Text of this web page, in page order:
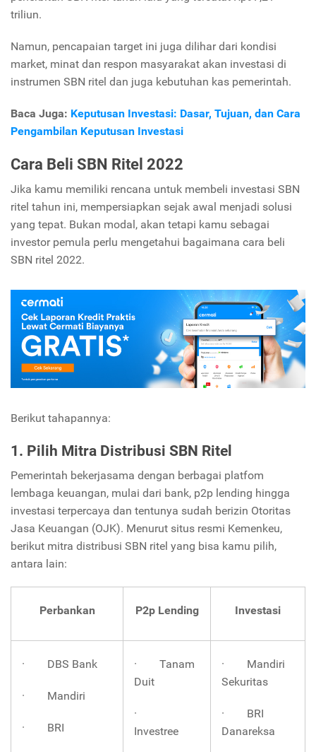
triliun.
Namun, pencapaian target ini juga dilihar dari kondisi
market, minat dan respon masyarakat akan investasi di
instrumen SBN ritel dan juga kebutuhan kas pemerintah.
Baca Juga: Keputusan Investasi: Dasar, Tujuan, dan Cara
Pengambilan Keputusan Investasi
Cara Beli SBN Ritel 2022
Jika kamu memiliki rencana untuk membeli investasi SBN
ritel tahun ini, mempersiapkan sejak awal menjadi solusi
yang tepat. Bukan modal, akan tetapi kamu sebagai
investor pemula perlu mengetahui bagaimana cara beli
SBN ritel 2022.
Berikut tahapannya:
1. Pilih Mitra Distribusi SBN Ritel
Pemerintah bekerjasama dengan berbagai platfom
lembaga keuangan, mulai dari bank, p2p lending hingga
investasi terpercaya dan tentunya sudah berizin Otoritas
Jasa Keuangan (OJK). Menurut situs resmi Kemenkeu,
berikut mitra distribusi SBN ritel yang bisa kamu pilih,
antara lain:
Perbankan P2p Lending Investasi
· DBS Bank
· Mandiri
· BRI
· Tanam
Duit
·
Investree
· Mandiri
Sekuritas
· BRI
Danareksa